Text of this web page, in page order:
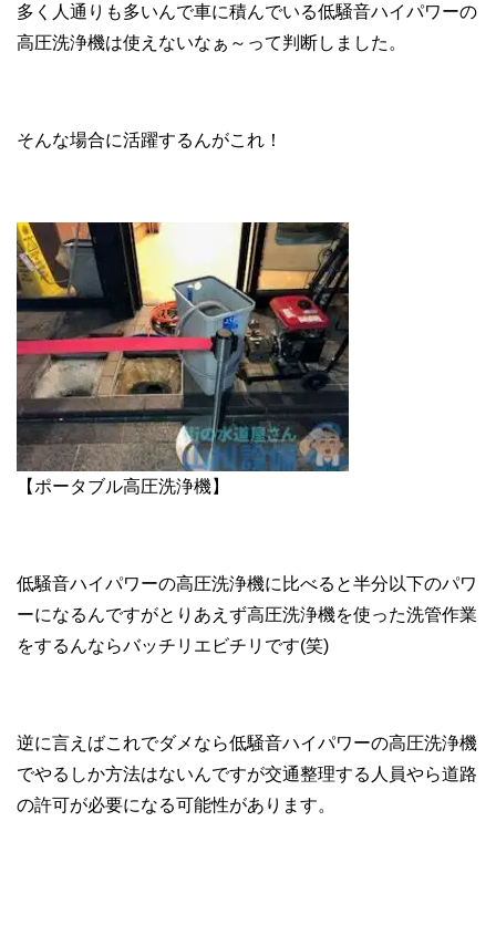
多く人通りも多いんで車に積んでいる低騒音ハイパワーの
高圧洗浄機は使えないなぁ～って判断しました。
そんな場合に活躍するんがこれ！
【ポータブル高圧洗浄機】
低騒音ハイパワーの高圧洗浄機に比べると半分以下のパワ
ーになるんですがとりあえず高圧洗浄機を使った洗管作業
をするんならバッチリエビチリです(笑)
逆に言えばこれでダメなら低騒音ハイパワーの高圧洗浄機
でやるしか方法はないんですが交通整理する人員やら道路
の許可が必要になる可能性があります。